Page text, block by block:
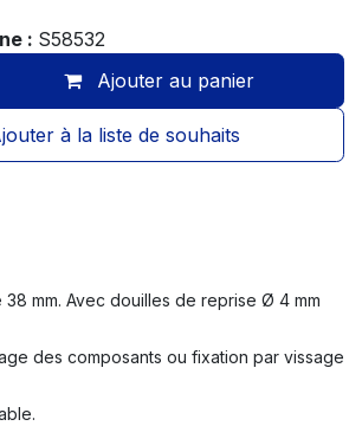
: S58532
Ajouter au panier
à la liste de souhaits
38 mm. Avec douilles de reprise Ø 4 mm
des composants ou fixation par vissage